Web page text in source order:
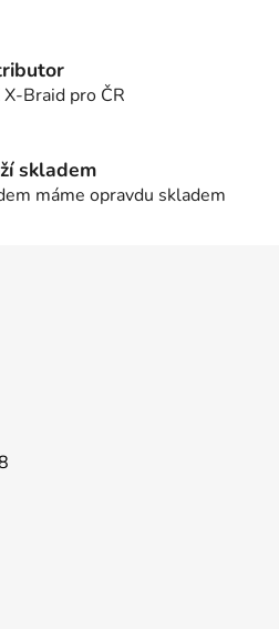
v
k
y
ý
p
i
X-Braid pro ČR
skladem
máme opravdu skladem